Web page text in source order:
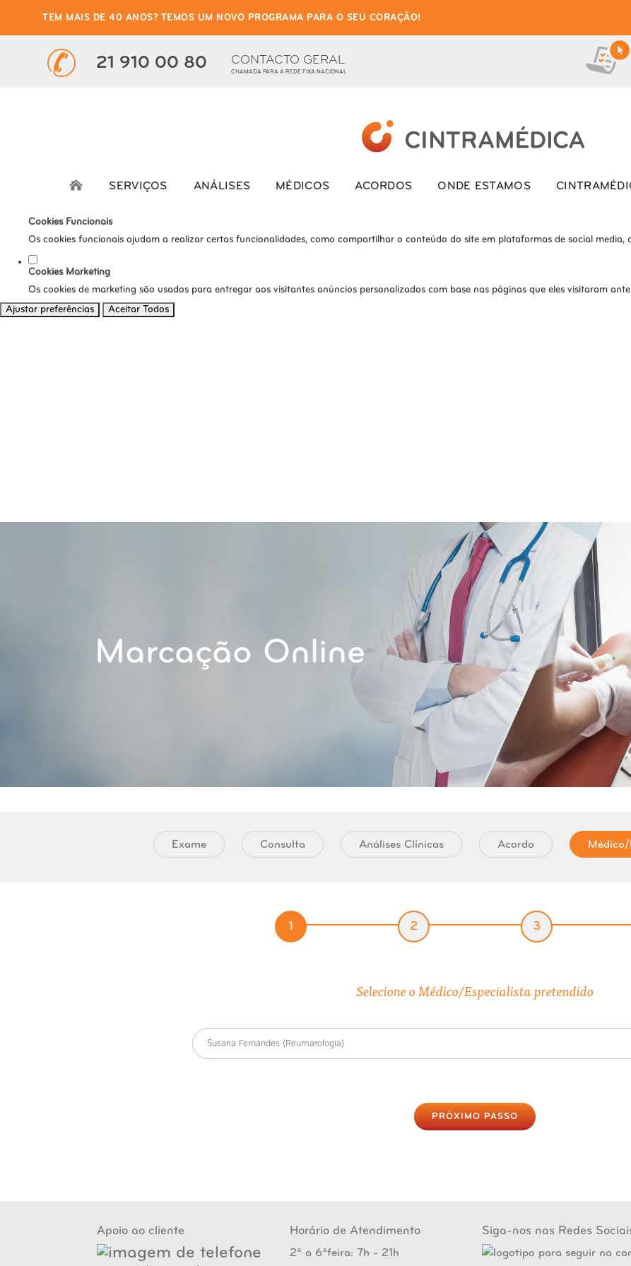
Defina as suas preferências de cookies para este
Este website utiliza cookies estritamente necessários, analíticos e funcionais, para lhe oferecer uma boa experiência de navegação e acesso a
Consulte a nossa
Os cookies necessários são cruciais para as funções básicas do site e o site não funcionará da maneira pretendida sem eles
Os cookies analíticos são usados para entender como os visitantes interagem com o site. Esses cookies ajudam a fornecer informações
tráfego, etc.
Cookies Funcionais
Os cookies funcionais ajudam a realizar certas funcionalidades, como compartilhar o conteúdo do site em plataformas de social media,
Cookies Marketing
Os cookies de marketing são usados para entregar aos visitantes anúncios personalizados com base nas páginas que eles visitaram
Ajustar preferências
Aceitar Todos
TEM MAIS DE 40 ANOS? TEMOS UM NOVO PROGRAMA PARA O SEU CORAÇÃO!
21 910 00 80 CONTACTO GERAL
CHAMADA PARA A REDE FIXA NACIONAL
SERVIÇOS ANÁLISES MÉDICOS ACORDOS ONDE ESTAMOS
Marcação Online
Exame Consulta Análises Clínicas Acordo
1 2 3
Selecione o Médico/Especialista pretendido
Susana Fernandes (Reumatologia)
PRÓXIMO PASSO
Apoio ao cliente Horário de Atendimento
2ª a 6ªfeira: 7h - 21h
Siga-nos nas Redes